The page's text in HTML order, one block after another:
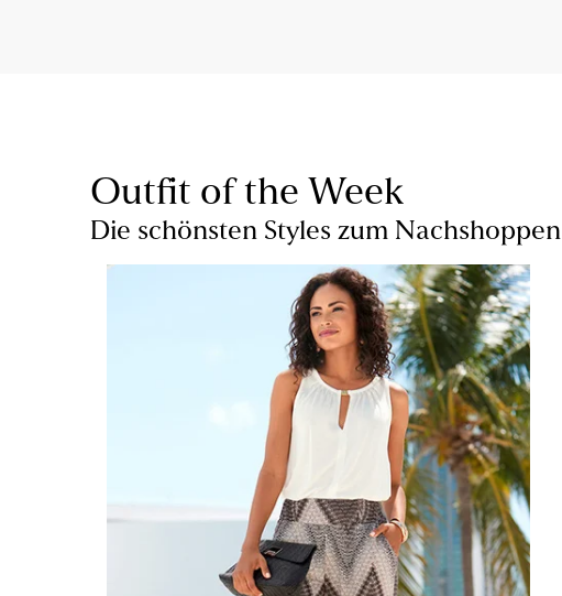
Outfit of the Week
Die schönsten Styles zum Nachshoppen